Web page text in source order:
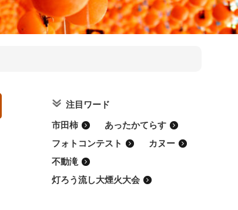
注目ワード
市田柿
あったかてらす
フォトコンテスト
カヌー
不動滝
灯ろう流し大煙火大会